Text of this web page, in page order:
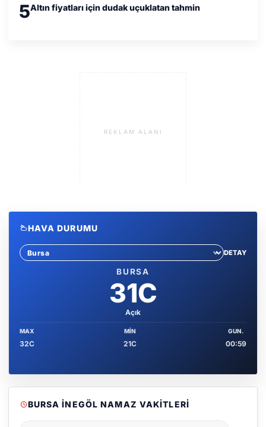
5Altın fiyatları için dudak uçuklatan tahmin
REKLAM ALANI
HAVA DURUMU
Sehir sec
DETAY
BURSA
31C
Açık
MAX
32C
MIN
21C
GUN.
00:59
BURSA İNEGÖL NAMAZ VAKITLERI